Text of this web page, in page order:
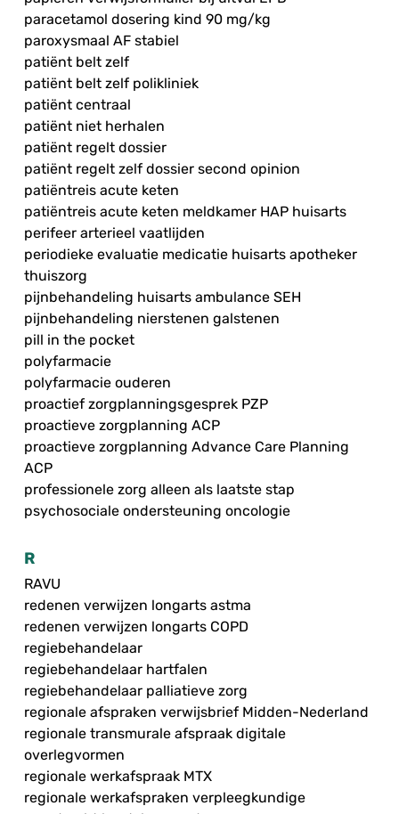
paracetamol dosering kind 90 mg/kg
paroxysmaal AF stabiel
patiënt belt zelf
patiënt belt zelf polikliniek
patiënt centraal
patiënt niet herhalen
patiënt regelt dossier
patiënt regelt zelf dossier second opinion
patiëntreis acute keten
patiëntreis acute keten meldkamer HAP huisarts
perifeer arterieel vaatlijden
periodieke evaluatie medicatie huisarts apotheker
thuiszorg
pijnbehandeling huisarts ambulance SEH
pijnbehandeling nierstenen galstenen
pill in the pocket
polyfarmacie
polyfarmacie ouderen
proactief zorgplanningsgesprek PZP
proactieve zorgplanning ACP
proactieve zorgplanning Advance Care Planning
ACP
professionele zorg alleen als laatste stap
psychosociale ondersteuning oncologie
R
RAVU
redenen verwijzen longarts astma
redenen verwijzen longarts COPD
regiebehandelaar
regiebehandelaar hartfalen
regiebehandelaar palliatieve zorg
regionale afspraken verwijsbrief Midden-Nederland
regionale transmurale afspraak digitale
overlegvormen
regionale werkafspraak MTX
regionale werkafspraken verpleegkundige